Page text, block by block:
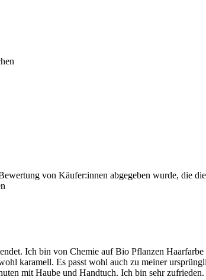
von Käufer:innen abgegeben wurde, die
Ich bin von Chemie auf Bio Pflanzen
karamell. Es passt wohl auch zu meiner
mit Haube und Handtuch. Ich bin sehr zufrieden.